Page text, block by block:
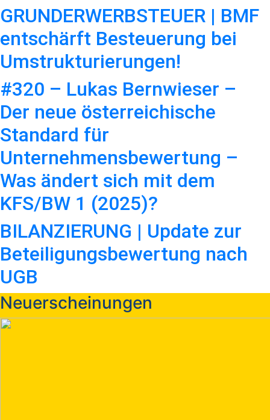
GRUNDERWERBSTEUER | BMF
entschärft Besteuerung bei
Umstrukturierungen!
#320 – Lukas Bernwieser –
Der neue österreichische
Standard für
Unternehmensbewertung –
Was ändert sich mit dem
KFS/BW 1 (2025)?
BILANZIERUNG | Update zur
Beteiligungsbewertung nach
UGB
Neuerscheinungen